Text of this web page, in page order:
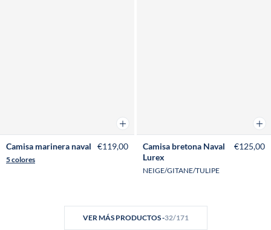
Añadir a la cesta
Camisa marinera naval
5 colores
€119,00
Camisa bretona Naval
Lurex
NEIGE/GITANE/TULIPE
€125,00
VER MÁS PRODUCTOS -32/171